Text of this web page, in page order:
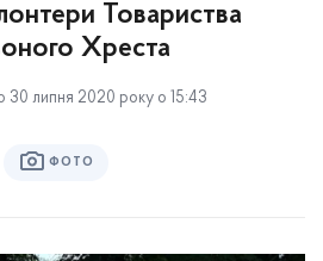
Товариства
Хреста
30 липня 2020 року о 15:43
ФОТО